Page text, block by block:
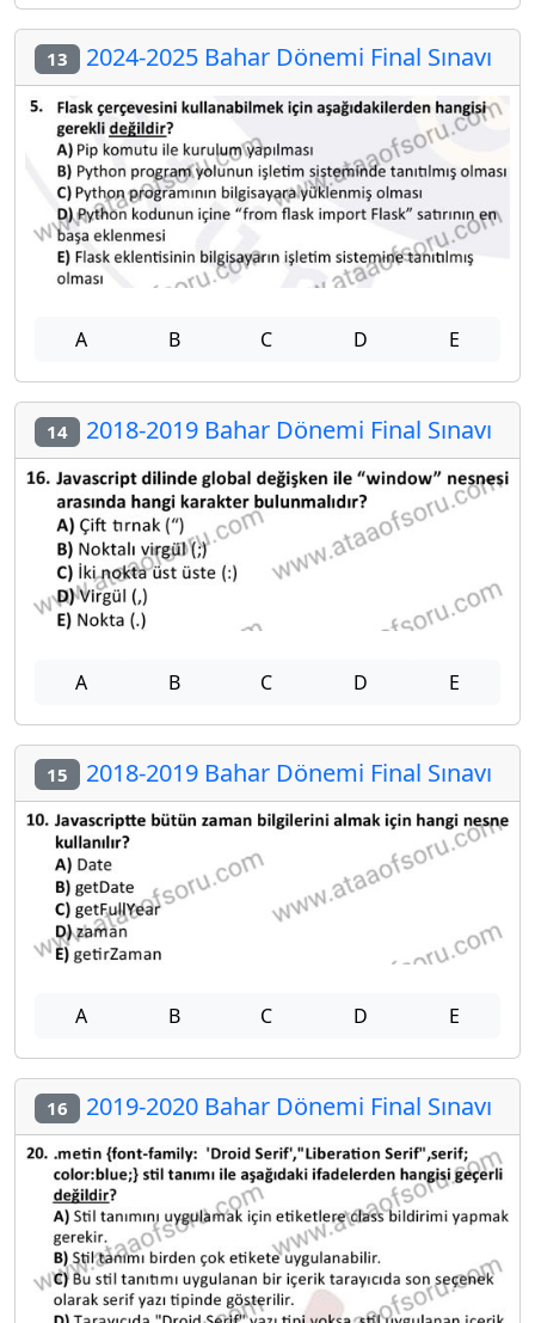
13 2024-2025 Bahar Dönemi Final Sınavı
A B C D E
14 2018-2019 Bahar Dönemi Final Sınavı
A B C D E
15 2018-2019 Bahar Dönemi Final Sınavı
A B C D E
16 2019-2020 Bahar Dönemi Final Sınavı